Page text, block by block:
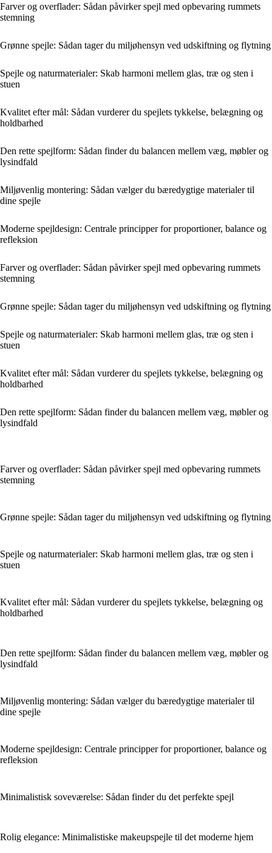
Farver og overflader: Sådan påvirker spejl med opbevaring rummets
stemning
Grønne spejle: Sådan tager du miljøhensyn ved udskiftning og flytning
Spejle og naturmaterialer: Skab harmoni mellem glas, træ og sten i
stuen
Kvalitet efter mål: Sådan vurderer du spejlets tykkelse, belægning og
holdbarhed
Den rette spejlform: Sådan finder du balancen mellem væg, møbler og
lysindfald
Miljøvenlig montering: Sådan vælger du bæredygtige materialer til
dine spejle
Moderne spejldesign: Centrale principper for proportioner, balance og
refleksion
Farver og overflader: Sådan påvirker spejl med opbevaring rummets
stemning
Grønne spejle: Sådan tager du miljøhensyn ved udskiftning og flytning
Spejle og naturmaterialer: Skab harmoni mellem glas, træ og sten i
stuen
Kvalitet efter mål: Sådan vurderer du spejlets tykkelse, belægning og
holdbarhed
Den rette spejlform: Sådan finder du balancen mellem væg, møbler og
lysindfald
Farver og overflader: Sådan påvirker spejl med opbevaring rummets
stemning
Grønne spejle: Sådan tager du miljøhensyn ved udskiftning og flytning
Spejle og naturmaterialer: Skab harmoni mellem glas, træ og sten i
stuen
Kvalitet efter mål: Sådan vurderer du spejlets tykkelse, belægning og
holdbarhed
Den rette spejlform: Sådan finder du balancen mellem væg, møbler og
lysindfald
Miljøvenlig montering: Sådan vælger du bæredygtige materialer til
dine spejle
Moderne spejldesign: Centrale principper for proportioner, balance og
refleksion
Minimalistisk soveværelse: Sådan finder du det perfekte spejl
Rolig elegance: Minimalistiske makeupspejle til det moderne hjem